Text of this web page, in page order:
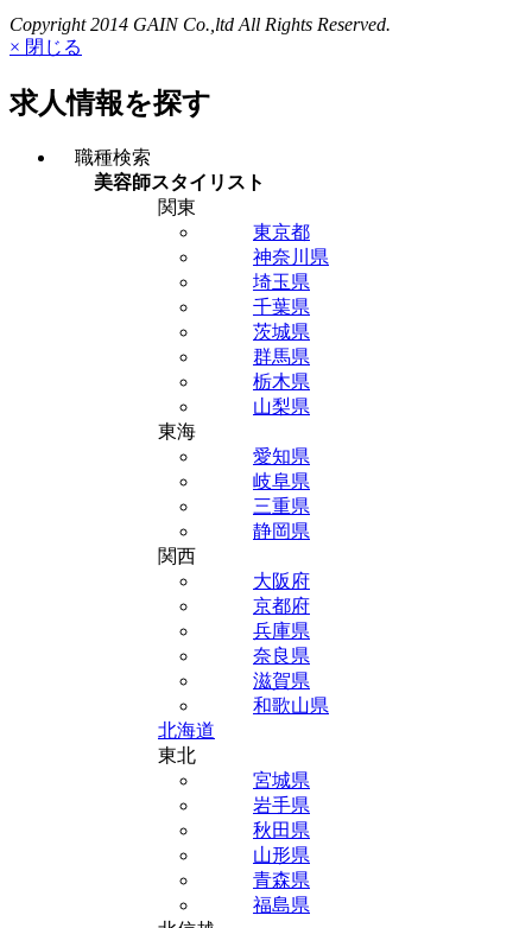
Copyright 2014 GAIN Co.,ltd All Rights Reserved.
× 閉じる
求人情報を探す
職種検索
美容師スタイリスト
関東
東京都
神奈川県
埼玉県
千葉県
茨城県
群馬県
栃木県
山梨県
東海
愛知県
岐阜県
三重県
静岡県
関西
大阪府
京都府
兵庫県
奈良県
滋賀県
和歌山県
北海道
東北
宮城県
岩手県
秋田県
山形県
青森県
福島県